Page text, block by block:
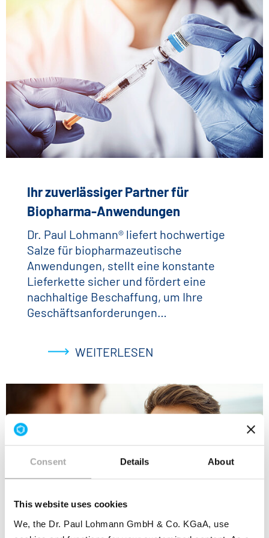
Consent Details About
This website uses cookies
We, the Dr. Paul Lohmann GmbH & Co. KGaA, use
Ihr zuverlässiger Partner für
Biopharma-Anwendungen
Dr. Paul Lohmann® liefert hochwertige
Salze für biopharmazeutische
Anwendungen, stellt eine konstante
Lieferkette sicher und fördert eine
nachhaltige Beschaffung, um Ihre
Geschäftsanforderungen…
WEITERLESEN